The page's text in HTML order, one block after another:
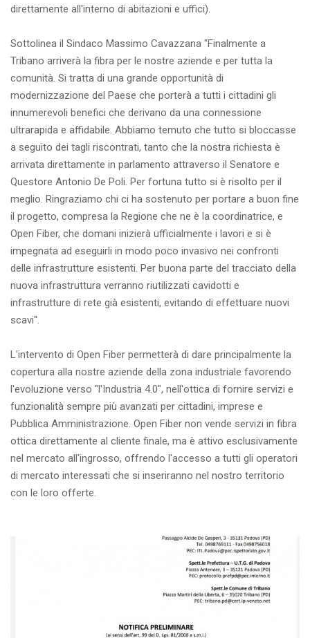
direttamente all'interno di abitazioni e uffici).
Sottolinea il Sindaco Massimo Cavazzana "Finalmente a
Tribano arriverà la fibra per le nostre aziende e per tutta la
comunità. Si tratta di una grande opportunità di
modernizzazione del Paese che porterà a tutti i cittadini gli
innumerevoli benefici che derivano da una connessione
ultrarapida e affidabile. Abbiamo temuto che tutto si bloccasse
a seguito dei tagli riscontrati, tanto che la nostra richiesta è
arrivata direttamente in parlamento attraverso il Senatore e
Questore Antonio De Poli. Per fortuna tutto si è risolto per il
meglio. Ringraziamo chi ci ha sostenuto per portare a buon fine
il progetto, compresa la Regione che ne è la coordinatrice, e
Open Fiber, che domani inizierà ufficialmente i lavori e si è
impegnata ad eseguirli in modo poco invasivo nei confronti
delle infrastrutture esistenti. Per buona parte del tracciato della
nuova infrastruttura verranno riutilizzati cavidotti e
infrastrutture di rete già esistenti, evitando di effettuare nuovi
scavi".
L'intervento di Open Fiber permetterà di dare principalmente la
copertura alla nostre aziende della zona industriale favorendo
l'evoluzione verso "l'Industria 4.0", nell'ottica di fornire servizi e
funzionalità sempre più avanzati per cittadini, imprese e
Pubblica Amministrazione. Open Fiber non vende servizi in fibra
ottica direttamente al cliente finale, ma è attivo esclusivamente
nel mercato all'ingrosso, offrendo l'accesso a tutti gli operatori
di mercato interessati che si inseriranno nel nostro territorio
con le loro offerte.